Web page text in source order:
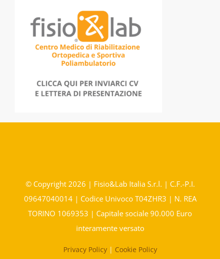
© Copyright 2026 | Fisio&Lab Italia S.r.l. | C.F.-P.I.
09647040014 | Codice Univoco T04ZHR3 | N. REA
TORINO 1069353 | Capitale sociale 90.000 Euro
interamente versato
Privacy Policy| Cookie Policy